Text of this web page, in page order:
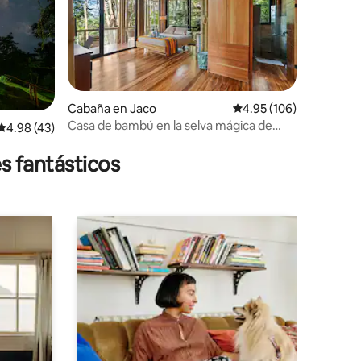
promedio: 4.98 de 5, 43 reseñas
4.98 (43)
Cabaña en Jaco Calificación promedio:
4.95 (106)
Casa de bambú en la selva mágica de
fantásticos